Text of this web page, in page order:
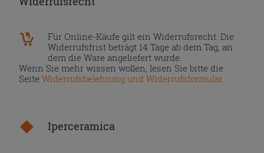
Für Online-Käufe gilt ein Widerrufsrecht. Die
Widerrufsfrist beträgt 14 Tage ab dem Tag, an
dem die Ware angeliefert wurde.
Wenn Sie mehr wissen wollen, lesen Sie bitte die
SeiteWiderrufsbelehrung und Widerrufsformular.
Iperceramica